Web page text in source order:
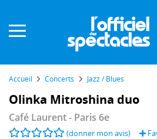
Accueil Concerts Jazz / Blues
Olinka Mitroshina duo
Café Laurent- Paris 6e
(donner mon avis)